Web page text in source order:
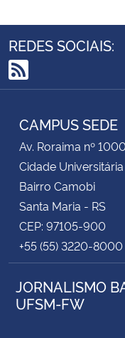
REDES SOCIAIS:
RSS
CAMPUS SEDE
Av. Roraima nº 1000
Cidade Universitária
Bairro Camobi
Santa Maria - RS
CEP: 97105-900
+55 (55) 3220-8000
JORNALISMO
UFSM-FW